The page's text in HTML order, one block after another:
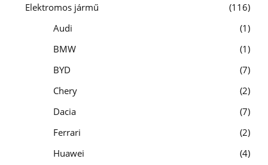
Elektromos jármű
116
Audi
1
BMW
1
BYD
7
Chery
2
Dacia
7
Ferrari
2
Huawei
4